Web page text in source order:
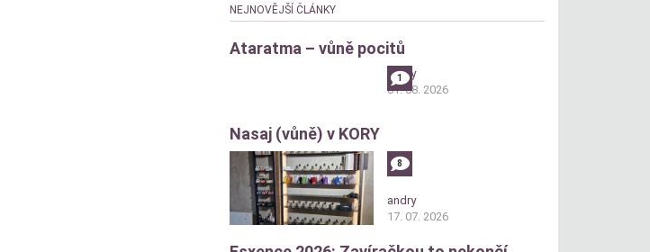
NEJNOVĚJŠÍ ČLÁNKY
Ataratma – vůně pocitů
1
andry
01. 08. 2026
Nasaj (vůně) v KORY
8
andry
17. 07. 2026